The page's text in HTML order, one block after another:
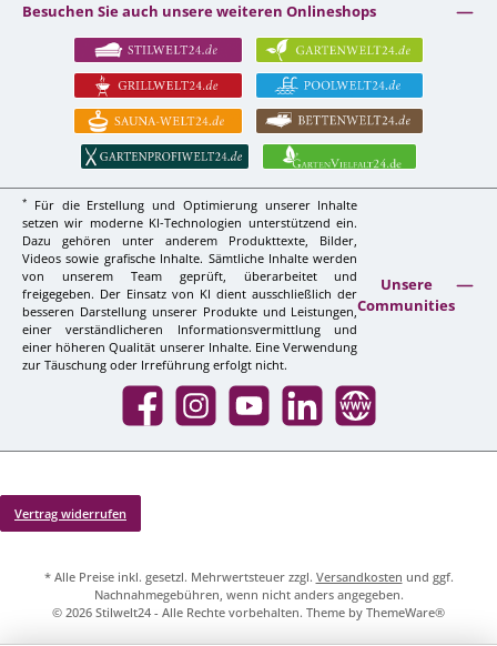
Besuchen Sie auch unsere weiteren Onlineshops
*
Für die Erstellung und Optimierung unserer Inhalte
setzen wir moderne KI-Technologien unterstützend ein.
Dazu gehören unter anderem Produkttexte, Bilder,
Videos sowie grafische Inhalte. Sämtliche Inhalte werden
von unserem Team geprüft, überarbeitet und
freigegeben. Der Einsatz von KI dient ausschließlich der
besseren Darstellung unserer Produkte und Leistungen,
einer verständlicheren Informationsvermittlung und
einer höheren Qualität unserer Inhalte. Eine Verwendung
zur Täuschung oder Irreführung erfolgt nicht.
Unsere
Communities
Facebook InstagramYouTube LinkedIn Website
Vertrag widerrufen
* Alle Preise inkl. gesetzl. Mehrwertsteuer zzgl. Versandkosten und ggf.
Nachnahmegebühren, wenn nicht anders angegeben.
© 2026 Stilwelt24 - Alle Rechte vorbehalten. Theme by ThemeWare®